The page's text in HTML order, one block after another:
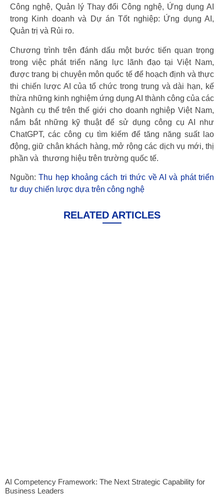
Công nghệ, Quản lý Thay đổi Công nghệ, Ứng dụng AI
trong Kinh doanh và Dự án Tốt nghiệp: Ứng dụng AI,
Quản trị và Rủi ro.
Chương trình trên đánh dấu một bước tiến quan trọng
trong việc phát triển năng lực lãnh đạo tại Việt Nam,
được trang bị chuyên môn quốc tế để hoạch định và thực
thi chiến lược AI của tổ chức trong trung và dài hạn, kế
thừa những kinh nghiệm ứng dụng AI thành công của các
Ngành cụ thể trên thế giới cho doanh nghiệp Việt Nam,
nắm bắt những kỹ thuật để sử dụng công cụ AI như
ChatGPT, các công cụ tìm kiếm để tăng năng suất lao
động, giữ chân khách hàng, mở rộng các dịch vụ mới, thị
phần và thương hiệu trên trường quốc tế.
Nguồn:Thu hẹp khoảng cách tri thức về AI và phát triển
tư duy chiến lược dựa trên công nghệ
RELATED ARTICLES
AI Competency Framework: The Next Strategic Capability for
Business Leaders